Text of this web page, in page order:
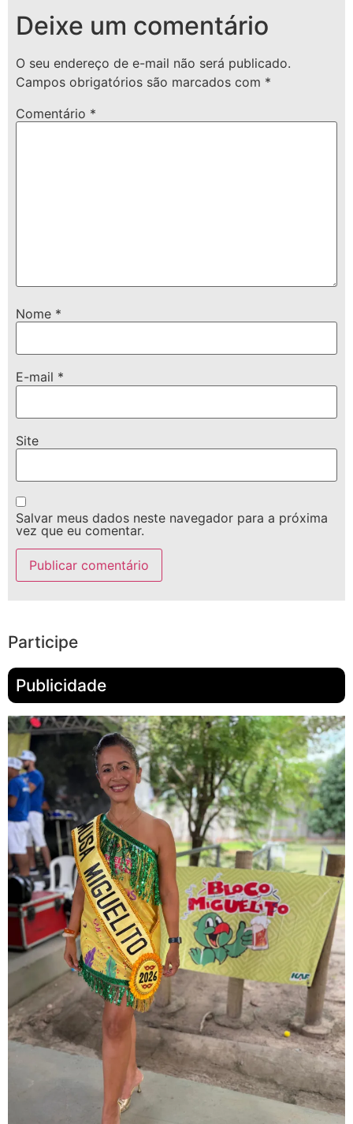
Deixe um comentário
O seu endereço de e-mail não será publicado.
Campos obrigatórios são marcados com *
Comentário *
Nome *
E-mail *
Site
Salvar meus dados neste navegador para a próxima
vez que eu comentar.
Participe
Publicidade